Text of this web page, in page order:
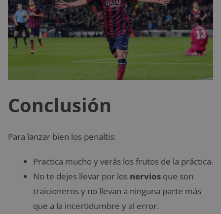
Conclusión
Para lanzar bien los penaltis:
Practica mucho y verás los frutos de la práctica.
No te dejes llevar por los nervios que son
traicioneros y no llevan a ninguna parte más
que a la incertidumbre y al error.